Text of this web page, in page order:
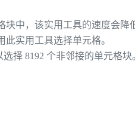
中，该实用工具的速度会降
实用工具选择单元格。
择 8192 个非邻接的单元格